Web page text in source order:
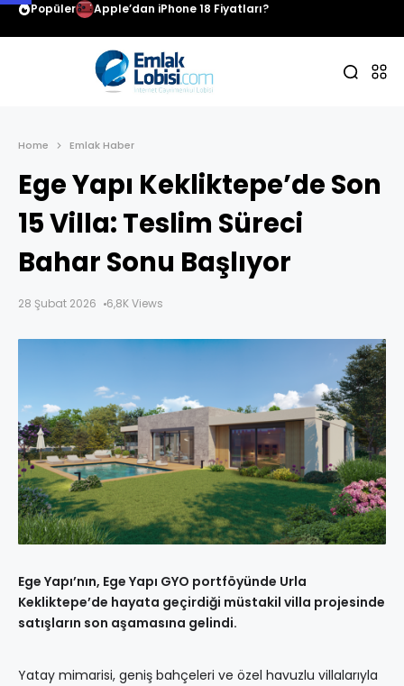
Popüler Apple’dan iPhone 18 Fiyatları?
Home Emlak Haber
Ege Yapı Kekliktepe’de Son
15 Villa: Teslim Süreci
Bahar Sonu Başlıyor
28 Şubat 2026 6,8K Views
Ege Yapı’nın, Ege Yapı GYO portföyünde Urla
Kekliktepe’de hayata geçirdiği müstakil villa projesinde
satışların son aşamasına gelindi.
Yatay mimarisi, geniş bahçeleri ve özel havuzlu villalarıyla